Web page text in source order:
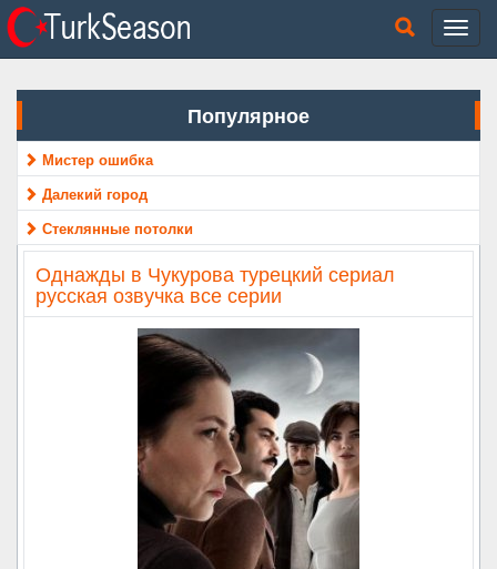
Популярное
Мистер ошибка
Далекий город
Стеклянные потолки
Однажды в Чукурова турецкий сериал
русская озвучка все серии